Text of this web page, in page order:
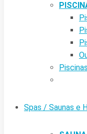
Spas / Saunas e